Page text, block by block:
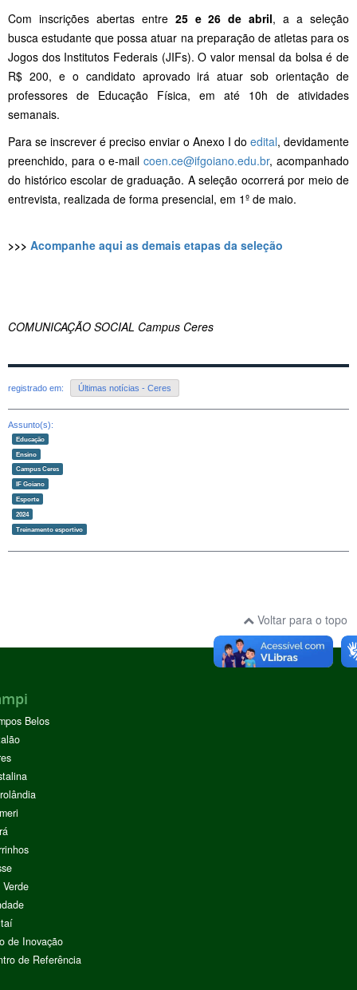
Com inscrições abertas entre 25 e 26 de abril, a a seleção
busca estudante que possa atuar na preparação de atletas para os
Jogos dos Institutos Federais (JIFs). O valor mensal da bolsa é de
R$ 200, e o candidato aprovado irá atuar sob orientação de
professores de Educação Física, em até 10h de atividades
semanais.
Para se inscrever é preciso enviar o Anexo I do edital, devidamente
preenchido, para o e-mailcoen.ce@ifgoiano.edu.br, acompanhado
do histórico escolar de graduação. A seleção ocorrerá por meio de
entrevista, realizada de forma presencial, em 1º de maio.
>>> Acompanhe aqui as demais etapas da seleção
COMUNICAÇÃO SOCIAL Campus Ceres
registrado em: Últimas notícias - Ceres
Assunto(s):
Educação
Ensino
Campus Ceres
IF Goiano
Esporte
2024
Treinamento esportivo
Voltar para o topo
Belos
de Inovação
de Referência